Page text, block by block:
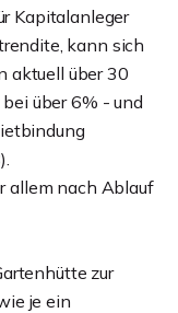
Kapitalanleger
kann sich
aktuell über 30
über 6% - und
allem nach Ablauf
zur
je ein